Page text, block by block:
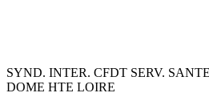
SYND. INTER. CFDT SERV.
DOME HTE LOIRE